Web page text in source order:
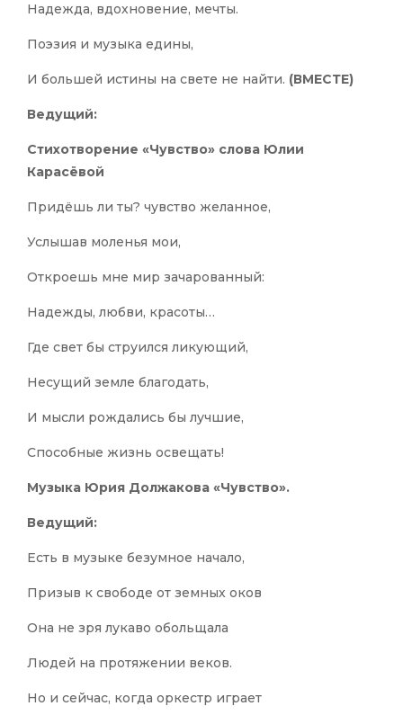
Надежда, вдохновение, мечты.
Поэзия и музыка едины,
И большей истины на свете не найти. (ВМЕСТЕ)
Ведущий:
Стихотворение «Чувство» слова Юлии
Карасёвой
Придёшь ли ты? чувство желанное,
Услышав моленья мои,
Откроешь мне мир зачарованный:
Надежды, любви, красоты…
Где свет бы струился ликующий,
Несущий земле благодать,
И мысли рождались бы лучшие,
Способные жизнь освещать!
Музыка Юрия Должакова «Чувство».
Ведущий:
Есть в музыке безумное начало,
Призыв к свободе от земных оков
Она не зря лукаво обольщала
Людей на протяжении веков.
Но и сейчас, когда оркестр играет